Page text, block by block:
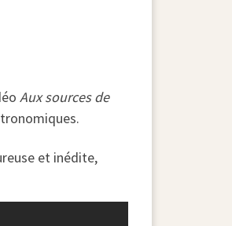
Aux sources de
et inédite,